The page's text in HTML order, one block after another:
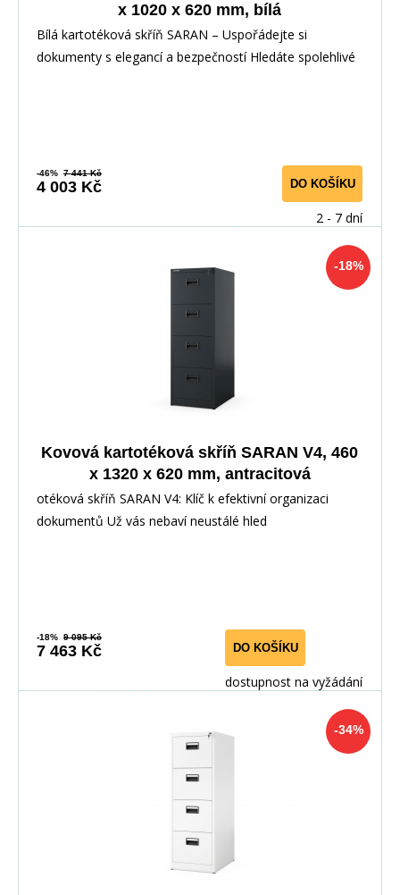
x 1020 x 620 mm, bílá
Bílá kartotéková skříň SARAN – Uspořádejte si
dokumenty s elegancí a bezpečností Hledáte spolehlivé
-46% 7 441 Kč
4 003 Kč DO KOŠÍKU
2 - 7 dní
-18%
Kovová kartotéková skříň SARAN V4, 460
x 1320 x 620 mm, antracitová
otéková skříň SARAN V4: Klíč k efektivní organizaci
dokumentů Už vás nebaví neustálé hled
-18% 9 095 Kč
7 463 Kč DO KOŠÍKU
dostupnost na vyžádání
-34%